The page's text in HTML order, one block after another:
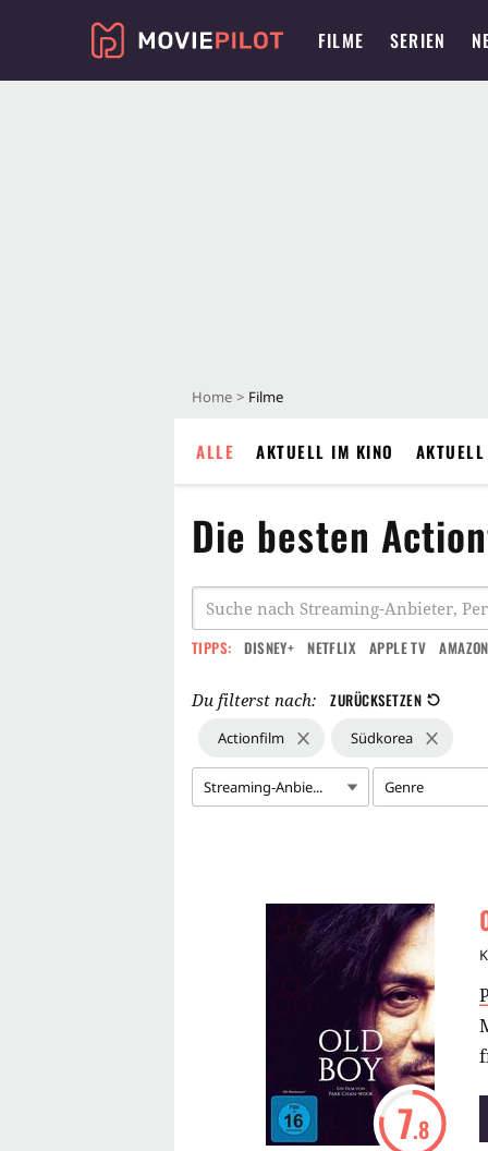
FILME SERIEN
Home Filme
ALLE AKTUELL IM KINO
Die besten
TIPPS: DISNEY+ NETFLIX APPLE TV
Du filterst nach: ZURÜCKSETZEN
Actionfilm Südkorea
Streaming-Anbie... Genre
7.8